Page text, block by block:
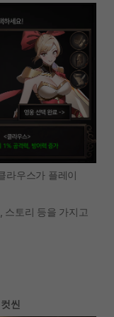
라우스가 플레이
스토리 등을 가지고
씬